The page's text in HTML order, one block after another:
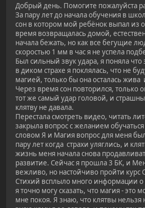
Добрый день. Помогите пожалуйста
За пару лет до начала обучения в
сон в котором мой ребёнок выпал из
время возвращалась домой,
начала бежать, но как все бегущие
скоростью 1 мм в час я не успела
Был сильный звук удара, я поняла
в диком страхе я поклялась, что не
магией, только бы она осталась жива
Через время сон повторился, только
тот же самый удар головой, и
клятву не давала.
Перестала смотреть видео, читать
закрыла вопрос с желанием
словом Я и Магия вопрос для меня
пару лет когда страхи уляглись, и
жизнь меня начала снова
развитие. Сейчас я прошла 3 БК, и
вежливо, но настойчиво пройти курс
Стихий всплыло много информации
я точно могу сказать, что магия - это
мне покоя. Я знаю, что клятвы нельзя